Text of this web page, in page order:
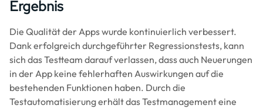
Ergebnis
Die Qualität der Apps wurde kontinuierlich verbessert.
Dank erfolgreich durchgeführter Regressionstests, kann
sich das Testteam darauf verlassen, dass auch Neuerungen
in der App keine fehlerhaften Auswirkungen auf die
bestehenden Funktionen haben. Durch die
Testautomatisierung erhält das Testmanagement eine